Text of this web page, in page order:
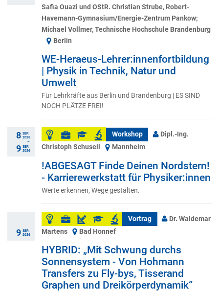
Safia Ouazi und OStR. Christian Strube, Robert-
Havemann-Gymnasium/Energie-Zentrum Pankow;
Michael Vollmer, Technische Hochschule Brandenburg
Berlin
WE-Heraeus-Lehrer:innenfortbildung
| Physik in Technik, Natur und
Umwelt
Für Lehrkräfte aus Berlin und Brandenburg | ES SIND
NOCH PLÄTZE FREI!
8 SEP.
2026
–
9 SEP.
2026
Workshop
Dipl.-Ing.
Christoph Schuseil
Mannheim
!ABGESAGT Finde Deinen Nordstern!
- Karrierewerkstatt für Physiker:innen
Werte erkennen, Wege gestalten.
9 SEP.
2026
Vortrag
Dr. Waldemar
Martens
Bad Honnef
HYBRID: „Mit Schwung durchs
Sonnensystem - Von Hohmann
Transfers zu Fly-bys, Tisserand
Graphen und Dreikörperdynamik“